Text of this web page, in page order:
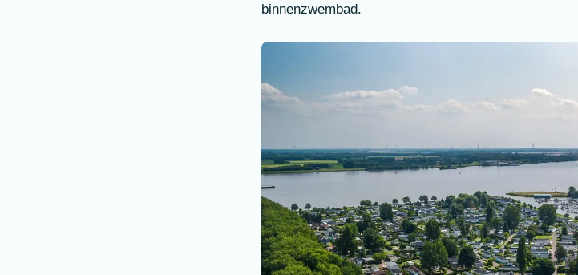
binnenzwembad.